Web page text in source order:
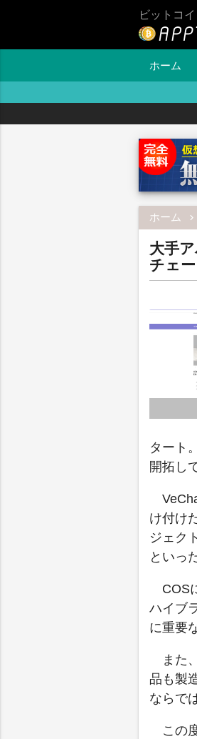
ビットコ
ホーム
ホーム
大手
チェ
タート
開拓し
け付け
ジェク
といっ
COS
ハイブ
に重要
また
品も製
ならで
この